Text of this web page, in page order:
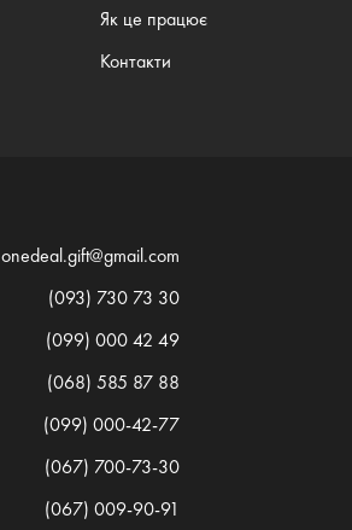
Як це працює
Контакти
onedeal.gift@gmail.com
(093) 730 73 30
(099) 000 42 49
(068) 585 87 88
(099) 000-42-77
(067) 700-73-30
(067) 009-90-91